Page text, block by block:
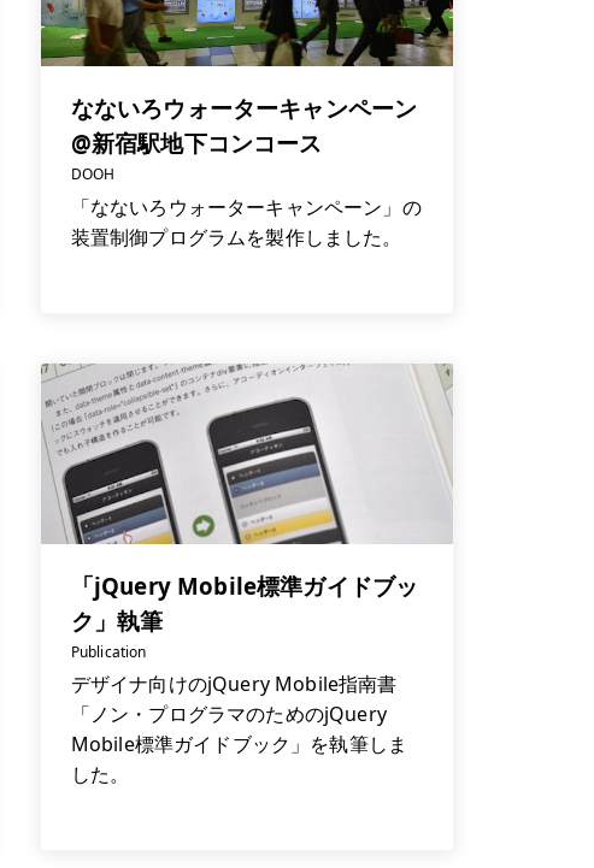
なないろウォーターキャンペーン
@新宿駅地下コンコース
DOOH
「なないろウォーターキャンペーン」の
装置制御プログラムを製作しました。
「jQuery Mobile標準ガイドブッ
ク」執筆
Publication
デザイナ向けのjQuery Mobile指南書
「ノン・プログラマのためのjQuery
Mobile標準ガイドブック」を執筆しま
した。